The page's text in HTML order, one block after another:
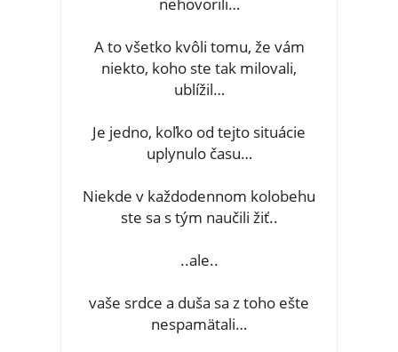
A to všetko kvôli tomu, že vám
niekto, koho ste tak milovali,
ublížil…
Je jedno, koľko od tejto situácie
uplynulo času…
Niekde v každodennom kolobehu
ste sa s tým naučili žiť..
..ale..
vaše srdce a duša sa z toho ešte
nespamätali…